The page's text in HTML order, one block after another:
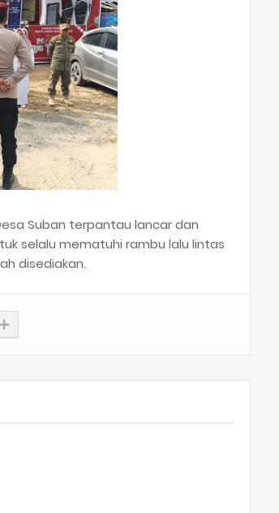
Suban terpantau lancar dan
selalu mematuhi rambu lalu lintas
disediakan.